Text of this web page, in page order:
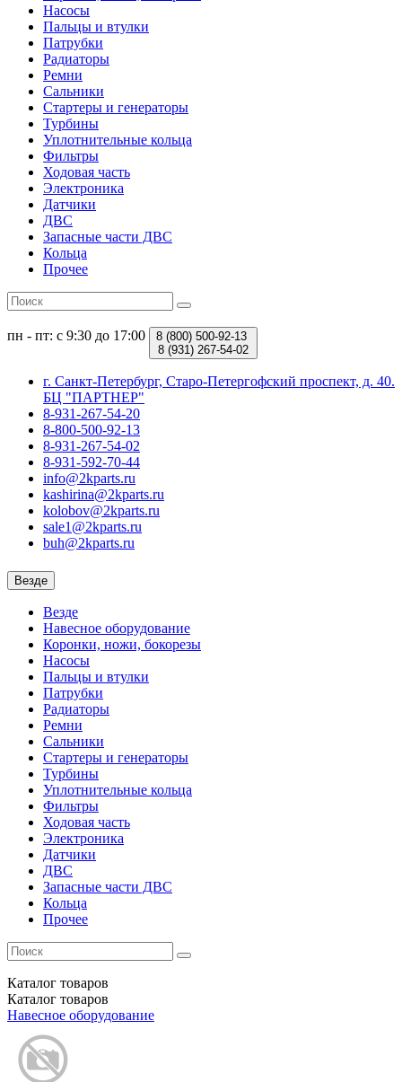
Насосы
Пальцы и втулки
Патрубки
Радиаторы
Ремни
Сальники
Стартеры и генераторы
Турбины
Уплотнительные кольца
Фильтры
Ходовая часть
Электроника
Датчики
ДВС
Запасные части ДВС
Кольца
Прочее
пн - пт: с 9:30 до 17:00 8 (800) 500-92-13
8 (931) 267-54-02
г. Санкт-Петербург, Старо-Петергофский проспект, д. 40.
БЦ "ПАРТНЕР"
8-931-267-54-20
8-800-500-92-13
8-931-267-54-02
8-931-592-70-44
info@2kparts.ru
kashirina@2kparts.ru
kolobov@2kparts.ru
sale1@2kparts.ru
buh@2kparts.ru
Везде
Везде
Навесное оборудование
Коронки, ножи, бокорезы
Насосы
Пальцы и втулки
Патрубки
Радиаторы
Ремни
Сальники
Стартеры и генераторы
Турбины
Уплотнительные кольца
Фильтры
Ходовая часть
Электроника
Датчики
ДВС
Запасные части ДВС
Кольца
Прочее
Каталог товаров
Каталог товаров
Навесное оборудование